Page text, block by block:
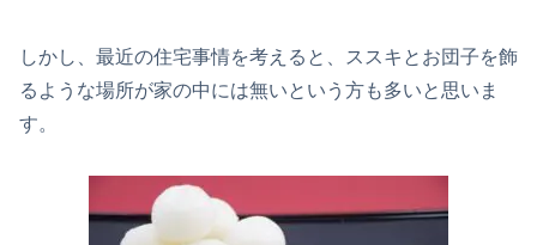
しかし、最近の住宅事情を考えると、ススキとお団子を飾
るような場所が家の中には無いという方も多いと思いま
す。